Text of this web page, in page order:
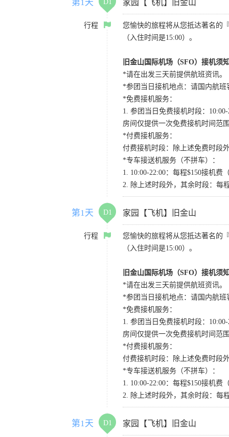
第1天 D1 家园【飞机】旧金山
行程
您愉快的旅程将从您抵达著名的
（入住时间是15:00）。
旧金山国际机场（SFO）接机须
*请在出发三天前提供航班资讯。
*参团当日接机地点：请国内航班
*免费接机服务：
1. 参团当日免费接机时段：
房间仅提供一次免费接机时间范
*付费接机服务：
付费接机时段：除上述免费时段
*专车接送机服务（不拼车）：
1. 10:00-22:00：每程$150接机
2. 除上述时段外，其余时段：每
第1天 D1 家园【飞机】旧金山
行程
您愉快的旅程将从您抵达著名的
（入住时间是15:00）。
旧金山国际机场（SFO）接机须
*请在出发三天前提供航班资讯。
*参团当日接机地点：请国内航班
*免费接机服务：
1. 参团当日免费接机时段：
房间仅提供一次免费接机时间范
*付费接机服务：
付费接机时段：除上述免费时段
*专车接送机服务（不拼车）：
1. 10:00-22:00：每程$150接机
2. 除上述时段外，其余时段：每
第1天 D1 家园【飞机】旧金山